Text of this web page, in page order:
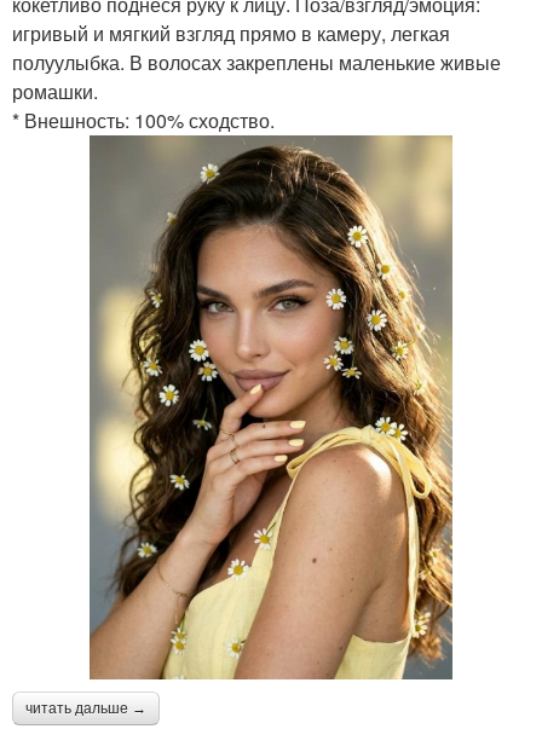
игривый и мягкий взгляд прямо в камеру, легкая
полуулыбка. В волосах закреплены маленькие живые
ромашки.
* Внешность: 100% сходство.
читать дальше →